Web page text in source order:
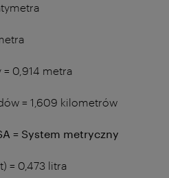
= 0,914 metra
= 1,609 kilometrów
= System metryczny
= 0,473 litra